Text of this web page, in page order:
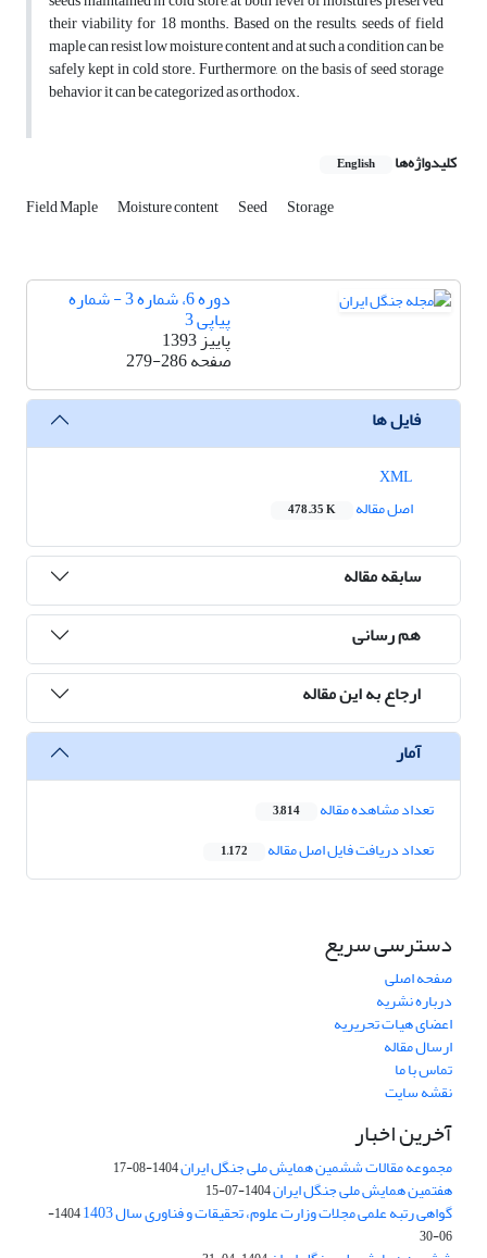
their viability for 18 months. Based on the results, seeds of field
maple can resist low moisture content and at such a condition can be
safely kept in cold store. Furthermore, on the basis of seed storage
behavior it can be categorized as orthodox.
کلیدواژه‌ها English
Field Maple Moisture content Seed Storage
دوره 6، شماره 3 - شماره
پیاپی 3
پاییز 1393
صفحه279-286
فایل ها
اصل مقاله
478.35 K
سابقه مقاله
هم رسانی
ارجاع به این مقاله
آمار
تعداد مشاهده مقاله 3,814
تعداد دریافت فایل اصل مقاله 1,172
دسترسی سریع
صفحه اصلی
درباره نشریه
اعضای هیات تحریریه
ارسال مقاله
تماس با ما
نقشه سایت
آخرین اخبار
مجموعه مقالات ششمین همایش ملی جنگل ایران1404-08-17
هفتمین همایش ملی جنگل ایران1404-07-15
گواهی رتبه علمی مجلات وزارت علوم، تحقیقات و فناوری سال 1403
1404-
06-30